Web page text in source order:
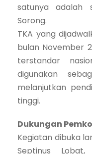
satunya adalah
Sorong.
TKA yang
bulan November
terstandar
digunakan
melanjutkan
tinggi.
Dukungan
Kegiatan dibuka
Septinus